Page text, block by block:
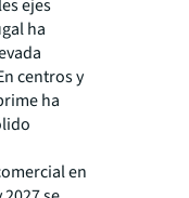
ejes
ha
centros y
ha
en